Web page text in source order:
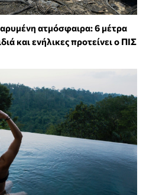
ατμόσφαιρα: 6 μέτρα
και ενήλικες προτείνει ο ΠΙΣ